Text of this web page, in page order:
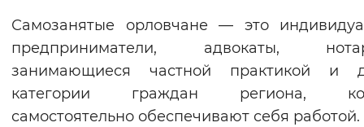
Вернуть стандартные настройки
Самозанятые орловчане — это
предприниматели, адвокаты,
занимающиеся частной практикой и
категории граждан региона,
самостоятельно обеспечивают себя работой.